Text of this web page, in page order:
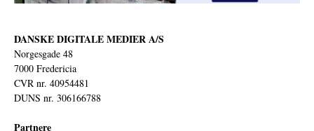
DANSKE DIGITALE MEDIER A/S
Norgesgade 48
7000 Fredericia
CVR nr. 40954481
DUNS nr. 306166788
Partnere